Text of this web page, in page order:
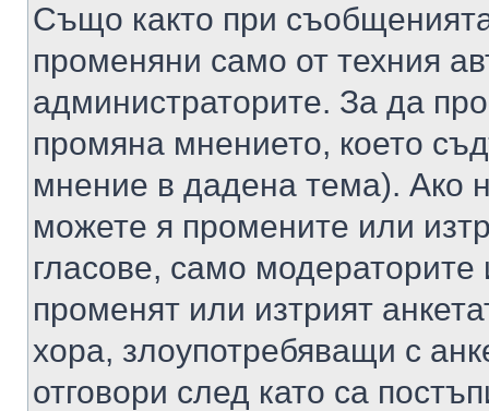
Също както при
променяни само от техния
администраторите. За да
промяна мнението, което
мнение в дадена тема). Ако
можете я промените или
гласове, само
променят или изтрият
хора, злоупотребяващи с
отговори след като са